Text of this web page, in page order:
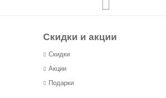
Скидки и акции
Скидки
Акции
Подарки